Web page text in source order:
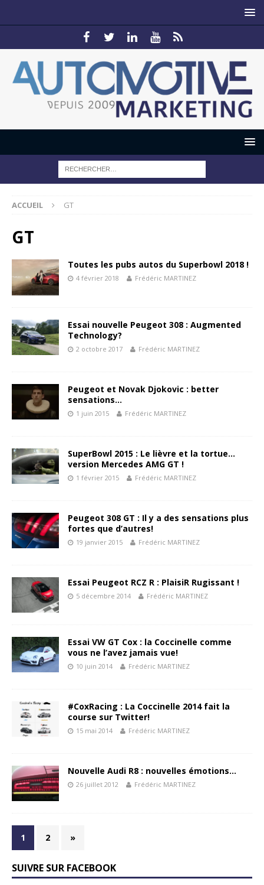
ACCUEIL GT
GT
Toutes les pubs autos du Superbowl 2018 !
4 février 2018 Frédéric MARTINEZ
Essai nouvelle Peugeot 308 : Augmented
Technology?
2 octobre 2017 Frédéric MARTINEZ
Peugeot et Novak Djokovic : better
sensations…
1 juin 2015 Frédéric MARTINEZ
SuperBowl 2015 : Le lièvre et la tortue…
version Mercedes AMG GT !
1 février 2015 Frédéric MARTINEZ
Peugeot 308 GT : Il y a des sensations plus
fortes que d’autres!
19 janvier 2015 Frédéric MARTINEZ
Essai Peugeot RCZ R : PlaisiR Rugissant !
5 décembre 2014 Frédéric MARTINEZ
Essai VW GT Cox : la Coccinelle comme
vous ne l’avez jamais vue!
10 juin 2014 Frédéric MARTINEZ
#CoxRacing : La Coccinelle 2014 fait la
course sur Twitter!
15 mai 2014 Frédéric MARTINEZ
Nouvelle Audi R8 : nouvelles émotions…
26 juillet 2012 Frédéric MARTINEZ
1 2 »
SUIVRE SUR FACEBOOK